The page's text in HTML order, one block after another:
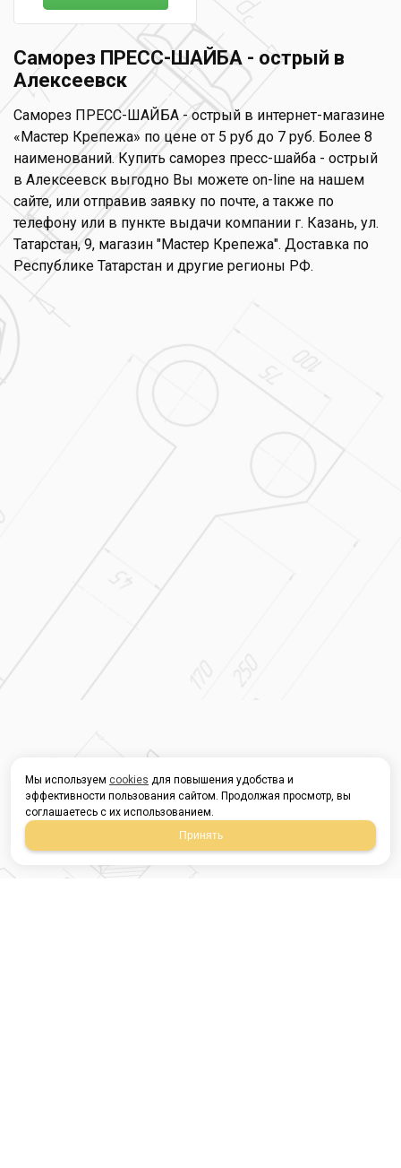
Саморез ПРЕСС-ШАЙБА - острый в
Алексеевск
Саморез ПРЕСС-ШАЙБА - острый в интернет-магазине
«Мастер Крепежа» по цене от 5 руб до 7 руб. Более 8
наименований. Купить саморез пресс-шайба - острый
в Алексеевск выгодно Вы можете on-line на нашем
сайте, или отправив заявку по почте, а также по
телефону или в пункте выдачи компании г. Казань, ул.
Татарстан, 9, магазин "Мастер Крепежа". Доставка по
Республике Татарстан и другие регионы РФ.
Мы используем cookies для повышения удобства и
эффективности пользования сайтом. Продолжая просмотр, вы
соглашаетесь с их использованием.
Принять